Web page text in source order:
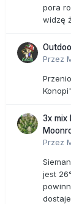
pora
widzę
Przez
3x mix
Przez
jest